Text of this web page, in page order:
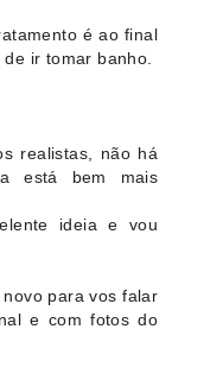
é ao final
ir tomar banho.
realistas, não há
está bem mais
ideia e vou
para vos falar
e com fotos do